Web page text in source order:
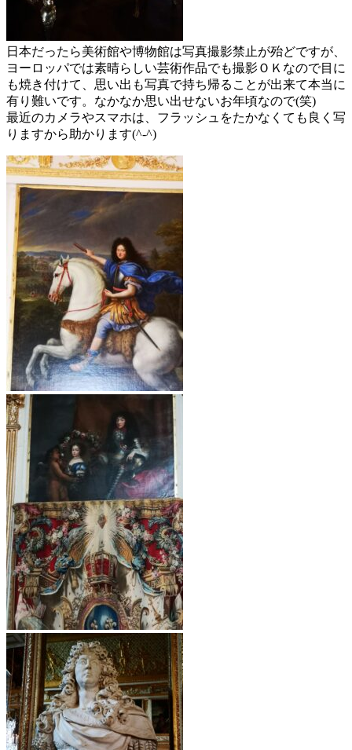
日本だったら美術館や博物館は写真撮影禁止が殆どですが、
ヨーロッパでは素晴らしい芸術作品でも撮影ＯＫなので目に
も焼き付けて、思い出も写真で持ち帰ることが出来て本当に
有り難いです。なかなか思い出せないお年頃なので(笑)
最近のカメラやスマホは、フラッシュをたかなくても良く写
りますから助かります(^-^)